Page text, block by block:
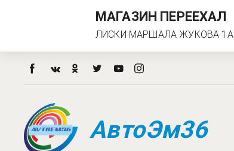
МАГАЗИН ПЕРЕЕХАЛ
ЛИСКИ МАРШАЛА ЖУКОВА 1А
АвтоЭм36